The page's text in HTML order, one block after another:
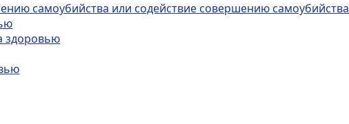
самоубийства или содействие совершению самоубийства
здоровью